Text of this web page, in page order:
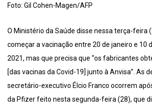
Foto: Gil Cohen-Magen/AFP
O Ministério da Saúde disse nessa terça-feira
começar a vacinação entre 20 de janeiro e 10
2021, mas que precisa que “os fabricantes
[das vacinas da Covid-19] junto à Anvisa”. As
secretário-executivo Élcio Franco ocorrem
da Pfizer feito nesta segunda-feira (28), que